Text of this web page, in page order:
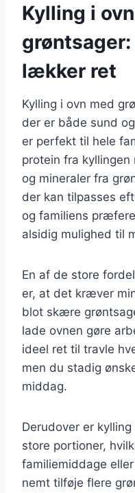
Kylling i
grøntsager:
lækker ret
Kylling i ovn med
der er både sund
er perfekt til hele
protein fra
og mineraler fra
der kan tilpasses
og familiens
alsidig mulighed til
En af de store
er, at det kræver
blot skære
lade ovnen gøre
ideel ret til travle
men du stadig
middag.
Derudover er
store portioner,
familiemiddage
nemt tilføje flere